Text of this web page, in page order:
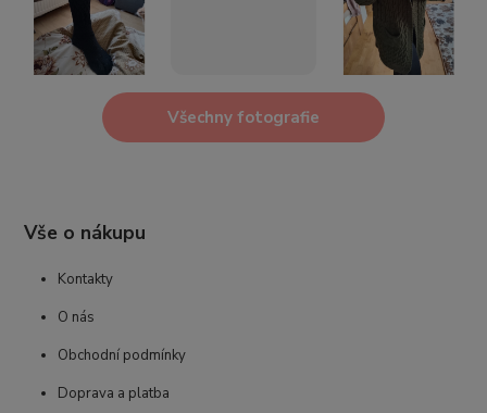
Všechny fotografie
Vše o nákupu
Kontakty
O nás
Obchodní podmínky
Doprava a platba